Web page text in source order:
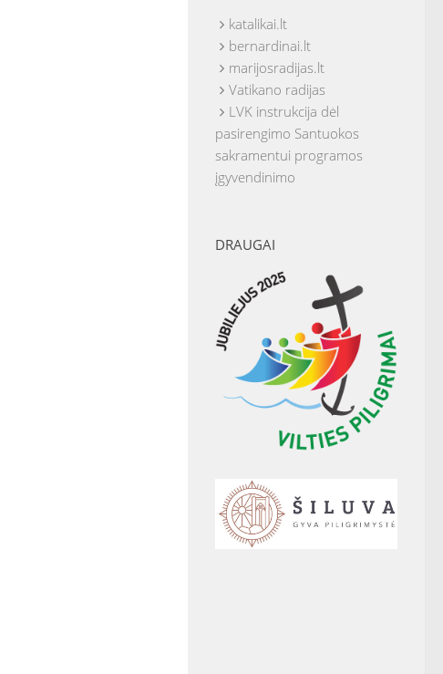
katalikai.lt
bernardinai.lt
marijosradijas.lt
Vatikano radijas
LVK instrukcija dėl
pasirengimo Santuokos
sakramentui programos
įgyvendinimo
DRAUGAI